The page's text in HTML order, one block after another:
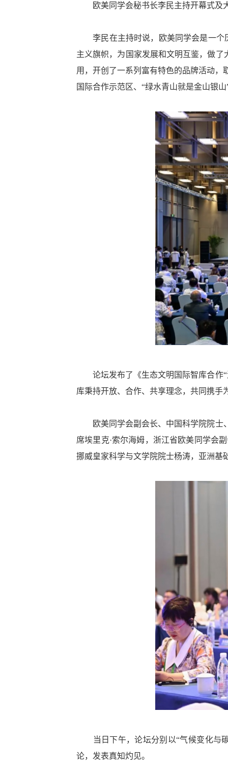
欧美同学会秘书长李民主持开幕式及
李民在主持时说，欧美同学会是一个历
主义旗帜，为国家发展和文明互鉴，做了
用，开创了一系列富有特色的品牌活动
国际合作示范区、“绿水青山就是金山银
论坛发布了《生态文明国际智库合作“
库秉持开放、合作、共享理念，共同携手
欧美同学会副会长、中国科学院院士、
席埃里克·索尔海姆，浙江省欧美同学会
挪威皇家科学与文学院院士杨涛，亚洲基
当日下午，论坛分别以“气候变化与碳
论，发表真知灼见。